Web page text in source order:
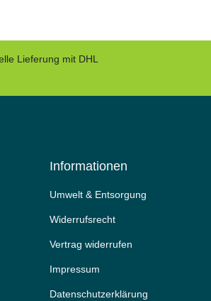
Lieferung mit DHL
Informationen
Umwelt & Entsorgung
Widerrufs­recht
Vertrag widerrufen
Impressum
Daten­schutz­erklärung